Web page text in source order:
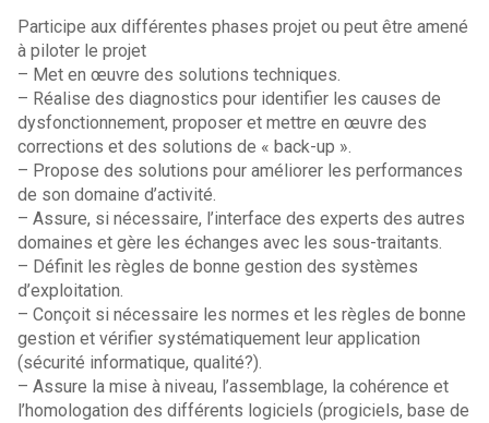
Participe aux différentes phases projet ou peut être amené
à piloter le projet
– Met en œuvre des solutions techniques.
– Réalise des diagnostics pour identifier les causes de
dysfonctionnement, proposer et mettre en œuvre des
corrections et des solutions de « back-up ».
– Propose des solutions pour améliorer les performances
de son domaine d’activité.
– Assure, si nécessaire, l’interface des experts des autres
domaines et gère les échanges avec les sous-traitants.
– Définit les règles de bonne gestion des systèmes
d’exploitation.
– Conçoit si nécessaire les normes et les règles de bonne
gestion et vérifier systématiquement leur application
(sécurité informatique, qualité?).
– Assure la mise à niveau, l’assemblage, la cohérence et
l’homologation des différents logiciels (progiciels, base de